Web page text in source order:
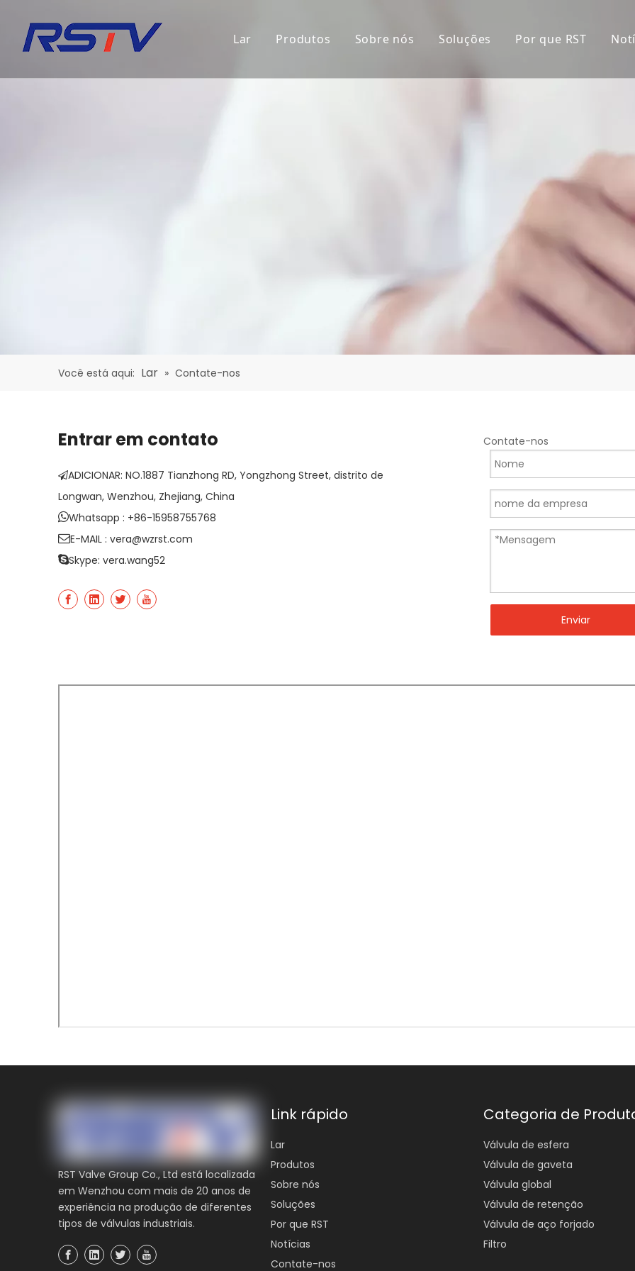
Lar Produtos Sobre nós Soluções Por que RST
Você está aqui: Lar » Contate-nos
Entrar em contato
ADICIONAR: NO.1887 Tianzhong RD, Yongzhong Street, distrito de
Longwan, Wenzhou, Zhejiang, China
Whatsapp : +86-15958755768
E-MAIL : vera@wzrst.com
Skype: vera.wang52
Contate-nos
Enviar
RST Valve Group Co., Ltd está localizada
em Wenzhou com mais de 20 anos de
experiência na produção de diferentes
tipos de válvulas industriais.
Link rápido
Lar
Produtos
Sobre nós
Soluções
Por que RST
Notícias
Contate-nos
Categoria de
Válvula de esfera
Válvula de gaveta
Válvula global
Válvula de retenção
Válvula de aço forjado
Filtro